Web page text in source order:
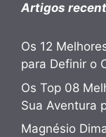
Artigos
Os 12
para Definir o
Os Top 08
Sua Aventura
Magnésio